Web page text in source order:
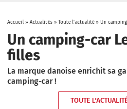
Accueil» Actualités» Toute l'actualité » Un
Un camping-car
filles
La marque danoise enrichit sa
camping-car !
TOUTE